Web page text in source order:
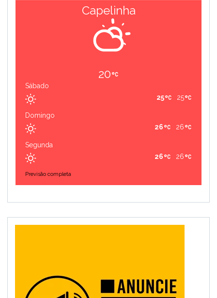
Capelinha
20
Sábado
25
25
Domingo
26
26
Segunda
26
26
Previsão completa